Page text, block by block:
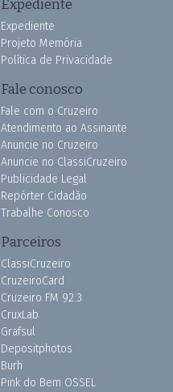
Expediente
Expediente
Projeto Memória
Política de Privacidade
Fale conosco
Fale com o Cruzeiro
Atendimento ao Assinante
Anuncie no Cruzeiro
Anuncie no ClassiCruzeiro
Publicidade Legal
Repórter Cidadão
Trabalhe Conosco
Parceiros
ClassiCruzeiro
CruzeiroCard
Cruzeiro FM 92.3
CruxLab
Grafsul
Depositphotos
Burh
Pink do Bem OSSEL